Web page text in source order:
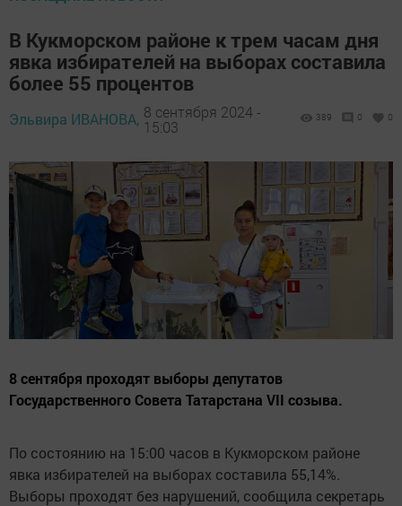
В Кукморском районе к трем часам дня
явка избирателей на выборах составила
более 55 процентов
Эльвира ИВАНОВА, 8 сентября 2024 -
15:03
389 0 0
8 сентября проходят выборы депутатов
Государственного Совета Татарстана VII созыва.
По состоянию на 15:00 часов в Кукморском районе
явка избирателей на выборах составила 55,14%.
Выборы проходят без нарушений, сообщила секретарь